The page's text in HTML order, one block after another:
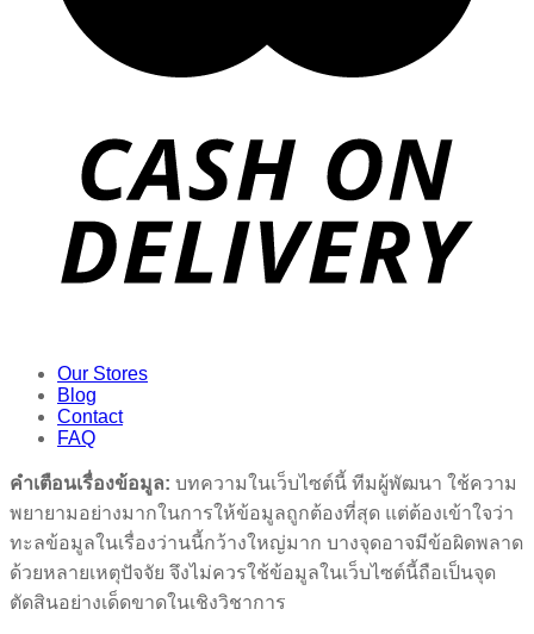
Our Stores
Blog
Contact
FAQ
คำเตือนเรื่องข้อมูล: บทความในเว็บไซต์นี้ ทีมผู้พัฒนา ใช้ความ
พยายามอย่างมากในการให้ข้อมูลถูกต้องที่สุด แต่ต้องเข้าใจว่า
ทะลข้อมูลในเรื่องว่านนี้กว้างใหญ่มาก บางจุดอาจมีข้อผิดพลาด
ด้วยหลายเหตุปัจจัย จึงไม่ควรใช้ข้อมูลในเว็บไซต์นี้ถือเป็นจุด
ตัดสินอย่างเด็ดขาดในเชิงวิชาการ